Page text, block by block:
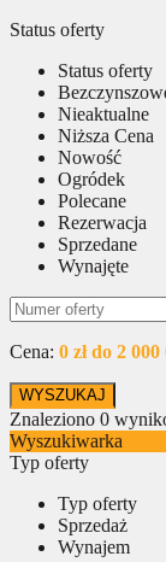
Status oferty
Status oferty
Nieaktualne
Niższa Cena
Nowość
Ogródek
Polecane
Rezerwacja
Sprzedane
Wynajęte
Cena: 0 zł do 2 000
Znaleziono 0
Wyszukiwarka
Typ oferty
Typ oferty
Sprzedaż
Wynajem